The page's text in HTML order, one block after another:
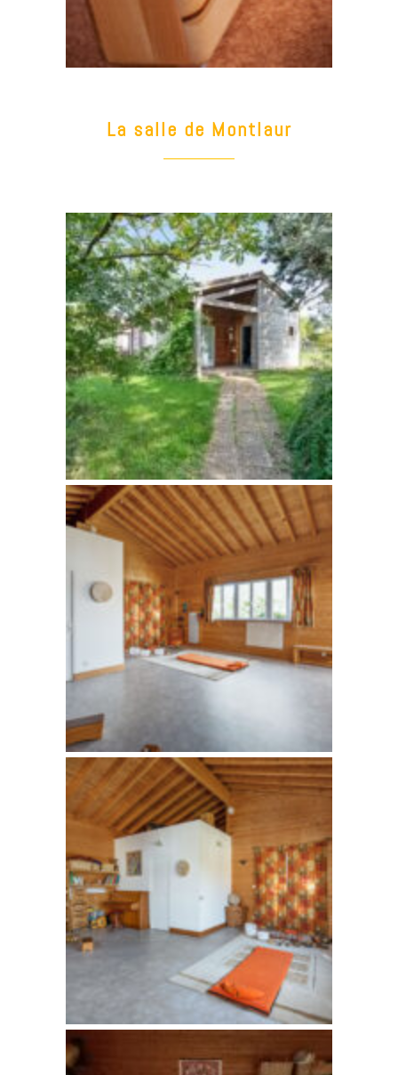
La salle de Montlaur